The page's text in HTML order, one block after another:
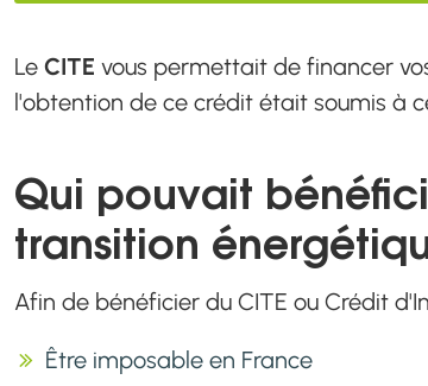
Le CITE vous permettait de financer
l'obtention de ce crédit était soumis à
Qui pouvait
transition
Afin de bénéficier du CITE ou Crédit
Être imposable en France